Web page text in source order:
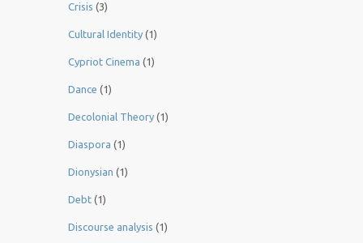
Crisis (3)
Cultural Identity (1)
Cypriot Cinema (1)
Dance (1)
Decolonial Theory (1)
Diaspora (1)
Dionysian (1)
Debt (1)
Discourse analysis (1)